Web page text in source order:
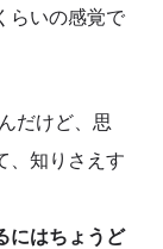
らいの感覚で
だけど、思
、知りさえす
にはちょうど